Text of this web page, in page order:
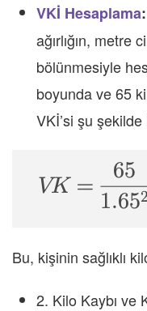
VKİ Hesaplama:
ağırlığın, metre
bölünmesiyle
boyunda ve 65
VKİ’si şu şekilde
Bu, kişinin sağlıklı
2. Kilo Kaybı ve